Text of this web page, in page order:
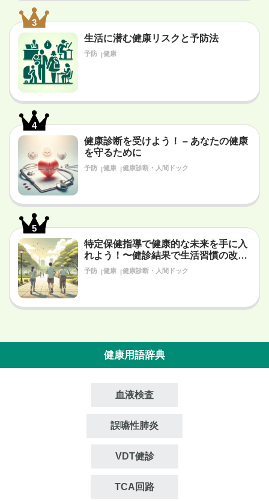
3
生活に潜む健康リスクと予防法
予防 健康
4
健康診断を受けよう！ – あなたの健康
を守るために
予防 健康 健康診断・人間ドック
5
特定保健指導で健康的な未来を手に入
れよう！〜健診結果で生活習慣の改善
が必要だと言われたあなたへ〜
予防 健康 健康診断・人間ドック
健康用語辞典
血液検査
誤嚥性肺炎
VDT健診
TCA回路